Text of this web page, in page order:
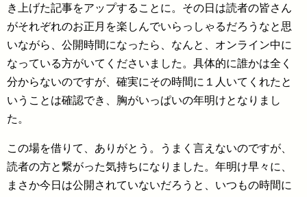
き上げた記事をアップすることに。その日は読者の皆さん
がそれぞれのお正月を楽しんでいらっしゃるだろうなと思
いながら、公開時間になったら、なんと、オンライン中に
なっている方がいてくださいました。具体的に誰かは全く
分からないのですが、確実にその時間に１人いてくれたと
いうことは確認でき、胸がいっぱいの年明けとなりまし
た。
この場を借りて、ありがとう。うまく言えないのですが、
読者の方と繋がった気持ちになりました。年明け早々に、
まさか今日は公開されていないだろうと、いつもの時間に